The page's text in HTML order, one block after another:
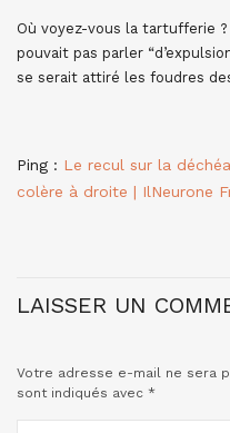
Où voyez-vous la tartufferie
pouvait pas parler
se serait attiré les foudres
Ping : Le recul sur la
colère à droite | IlNeurone
LAISSER UN
Votre adresse e-mail ne sera
sont indiqués avec *